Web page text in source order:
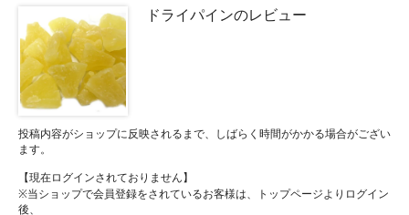
ドライパインのレビュー
投稿内容がショップに反映されるまで、しばらく時間がかかる場合がござい
ます。
【現在ログインされておりません】
※当ショップで会員登録をされているお客様は、トップページよりログイン
後、